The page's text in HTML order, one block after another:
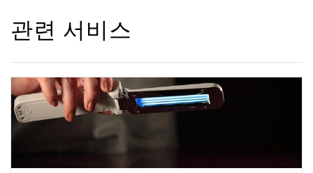
관련 서비스